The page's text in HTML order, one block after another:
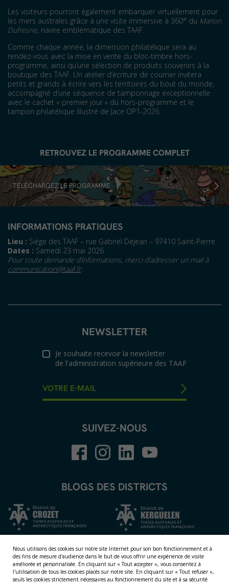
Les visiteurs pourront également embarquer virtuellement pour
les mers australes grâce à une visite immersive à 360° du Marion
Dufresne, navire emblématique des TAAF.
Comme chaque année, la dimension philatélique sera au
rendez-vous avec la mise en vente du bloc-timbre hors-
programme, ainsi qu’une sélection de produits souvenirs à la
boutique des TAAF. Un atelier d’écriture de courrier invitera
petits et grands à écrire vers les territoires du bout du monde,
accompagné d’une séquence de tamponnage exceptionnelle
avec le cachet « premier jour » du hors-programme et le
tampon philatélique illustré de Jace OP1-2026.
RETROUVEZ LE PROGRAMME COMPLET
TÉLÉCHARGEZ LE PROGRAMME
INFORMATIONS PRATIQUES
Lieu : Siège des TAAF – rue Gabriel Dejean – 97410 Saint-Pierre
Dates : Samedi 23 mai 2026
Pour toute demande d’informations, merci d’adresser un mail à
communication@taaf.fr.
NEWSLETTER
Je souhaite recevoir la newsletter
de l'administration supérieure des TAAF
SUIVEZ-NOUS
BLOGS DES DISTRICTS
Nous utilisons des cookies sur notre site Internet pour son bon fonctionnement et à
des fins de mesure d'audience dans le but de vous offrir une expérience de visite
améliorée et personnalisée. En cliquant sur « Tout accepter », vous consentez à
l'utilisation de tous les cookies placés sur notre site. En cliquant sur « Tout refuser »,
seuls les cookies strictement nécessaires au fonctionnement du site et à sa sécurité